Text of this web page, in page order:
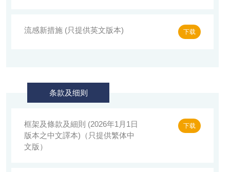
流感新措施 (只提供英文版本) 下载
条款及细则
框架及條款及細則 (2026年1月1日
版本之中文譯本)（只提供繁体中
文版）
下载